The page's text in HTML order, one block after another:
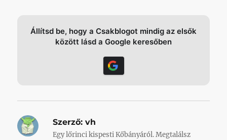
Állítsd be, hogy a Csakblogot mindig az elsők
között lásd a Google keresőben
Szerző: vh
Egy lőrinci kispesti Kőbányáról. Megtalálsz